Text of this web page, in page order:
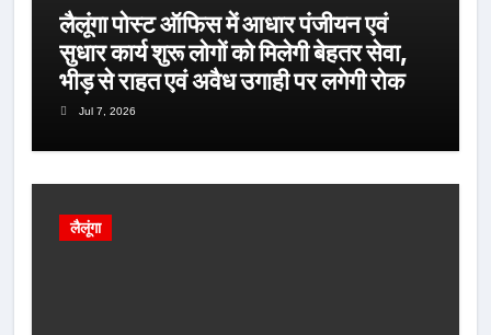
लैलूंगा पोस्ट ऑफिस में आधार पंजीयन एवं
सुधार कार्य शुरू लोगों को मिलेगी बेहतर सेवा,
भीड़ से राहत एवं अवैध उगाही पर लगेगी रोक
Jul 7, 2026
लैलूंगा